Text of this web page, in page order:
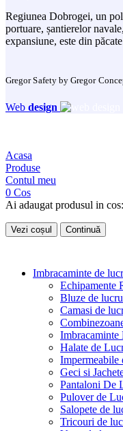
Regiunea Dobrogei, un
portuare, șantierelor
expansiune, este din
Gregor Safety by Gregor
Web design
Acasa
Produse
Contul meu
0 Cos
Ai adaugat produsul in cos:
Vezi coșul Continuă
Imbracaminte de
Echipamente
Bluze de lucru
Camasi de
Imbracaminte
Halate de
Impermeabile
Geci si
Pantaloni De
Pulover de
Salopete de
Tricouri de